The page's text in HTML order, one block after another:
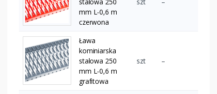
mm L-0,6 m
czerwona
Ława
kominiarska
stalowa 250
mm L-0,6 m
grafitowa
szt –